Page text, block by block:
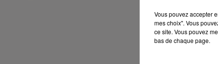
Vous pouvez accepter
mes choix". Vous
ce site. Vous pouvez
bas de chaque page.